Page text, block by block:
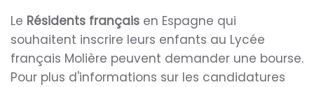
Le Résidents français en Espagne qui
souhaitent inscrire leurs enfants au Lycée
français Molière peuvent demander une bourse.
Pour plus d'informations sur les candidatures